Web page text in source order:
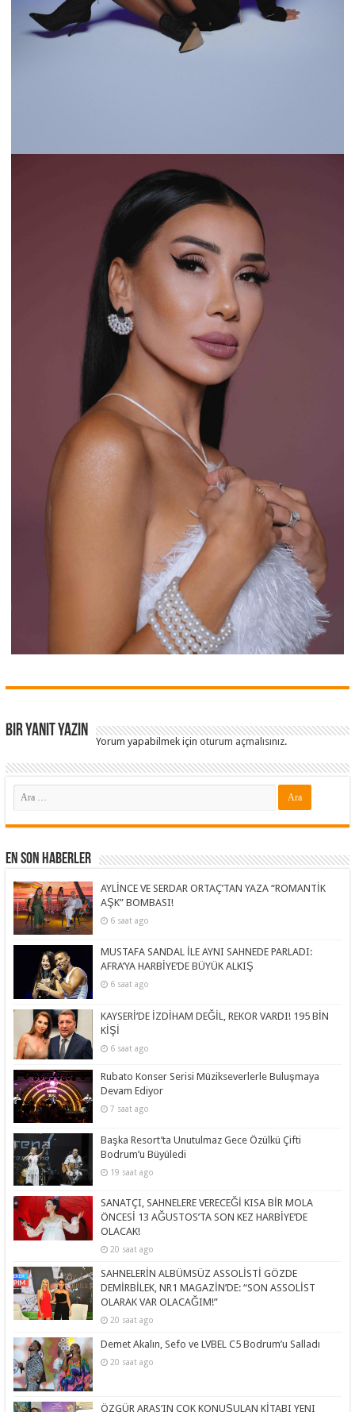
Bir yanıt yazın
Yorum yapabilmek içinoturum açmalısınız.
En Son Haberler
AYLİNCE VE SERDAR ORTAÇ’TAN YAZA “ROMANTİK
AŞK” BOMBASI!
6 saat ago
MUSTAFA SANDAL İLE AYNI SAHNEDE PARLADI:
AFRA’YA HARBİYE’DE BÜYÜK ALKIŞ
6 saat ago
KAYSERİ’DE İZDİHAM DEĞİL, REKOR VARDI! 195 BİN
KİŞİ
6 saat ago
Rubato Konser Serisi Müzikseverlerle Buluşmaya
Devam Ediyor
7 saat ago
Başka Resort’ta Unutulmaz Gece Özülkü Çifti
Bodrum’u Büyüledi
19 saat ago
SANATÇI, SAHNELERE VERECEĞİ KISA BİR MOLA
ÖNCESİ 13 AĞUSTOS’TA SON KEZ HARBİYE’DE
OLACAK!
20 saat ago
SAHNELERİN ALBÜMSÜZ ASSOLİSTİ GÖZDE
DEMİRBİLEK, NR1 MAGAZİN’DE: “SON ASSOLİST
OLARAK VAR OLACAĞIM!”
20 saat ago
Demet Akalın, Sefo ve LVBEL C5 Bodrum’u Salladı
20 saat ago
ÖZGÜR ARAS’IN ÇOK KONUŞULAN KİTABI YENI